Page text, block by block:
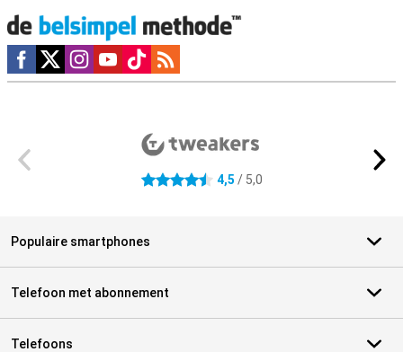
Social media
4.5 sterren 4,5 / 5,0
Populaire smartphones
Telefoon met abonnement
Telefoons